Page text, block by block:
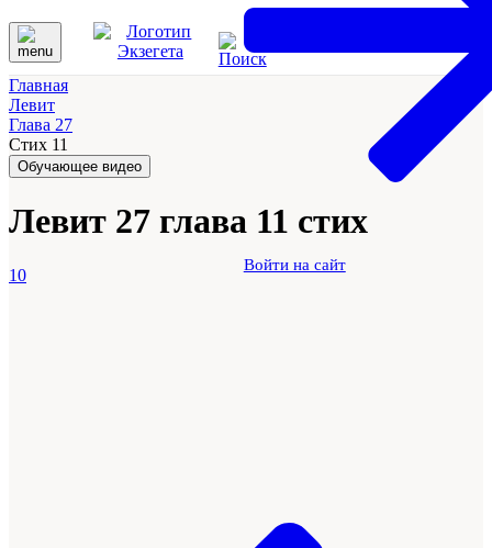
Войти на сайт
Главная
Левит
Глава 27
Стих 11
Обучающее видео
Левит 27 глава 11 стих
10